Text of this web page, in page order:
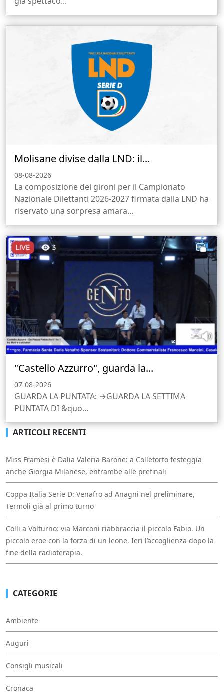
Molisane divise dalla LND: il...
08-08-2026
La composizione dei gironi per il Campionato
Nazionale Dilettanti 2026-2027 firmata dalla LND ha
riservato una sorpresa amara...
"Castello Azzurro", guarda la...
07-08-2026
GUARDA LA PUNTATA: →GUARDA LA SETTIMA
PUNTATA DI &quo...
ARTICOLI RECENTI
Miss Framesi è Dalia Valeria Barone: a Colletorto festeggia
anche Giorgia Milanese, entrambe alle prefinali
Coppa Italia Serie D: Venafro ad Anagni nel preliminare,
Termoli già al primo turno
Colli a Volturno: via Marconi riabbraccia il piccolo Fabio. Un
piccolo eroe con la forza di un leone. Ieri l’accoglienza dopo la
fine della radioterapia.
CATEGORIE
Ambiente
Auguri
Consigli musicali
Cronaca